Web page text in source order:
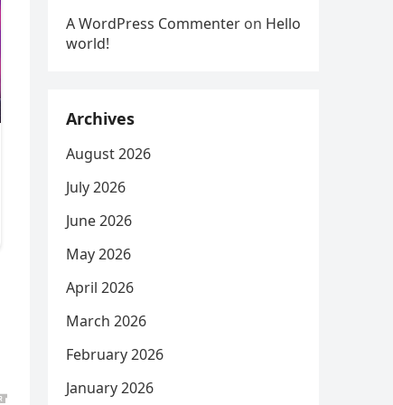
A WordPress Commenter on Hello
world!
Archives
August 2026
July 2026
June 2026
May 2026
April 2026
March 2026
February 2026
January 2026